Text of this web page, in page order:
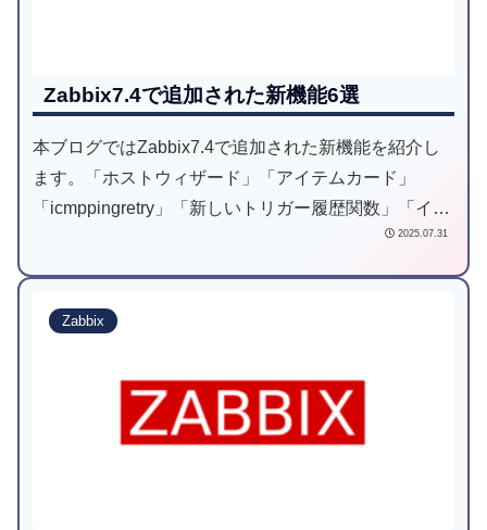
Zabbix7.4で追加された新機能6選
本ブログではZabbix7.4で追加された新機能を紹介し
ます。「ホストウィザード」「アイテムカード」
「icmppingretry」「新しいトリガー履歴関数」「イン
ラインフォームバリデーション」「ホストのプロトタ
2025.07.31
Zabbix